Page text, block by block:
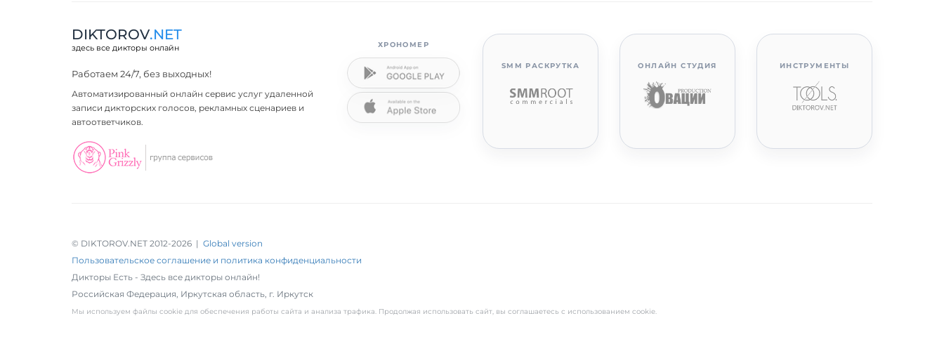
DIKTOROV.NET
здесь все дикторы онлайн
Работаем 24/7, без выходных!
Автоматизированный онлайн сервис услуг удаленной
записи дикторских голосов, рекламных сценариев и
автоответчиков.
ХРОНОМЕР
SMM РАСКРУТКА ОНЛАЙН СТУДИЯ ИНСТРУМЕНТЫ
© DIKTOROV.NET 2012-2026 | Global version
Пользовательское соглашение и политика конфиденциальности
Дикторы Есть - Здесь все дикторы онлайн!
Российская Федерация, Иркутская область, г. Иркутск
Мы используем файлы cookie для обеспечения работы сайта и анализа трафика. Продолжая использовать сайт, вы соглашаетесь с использованием cookie.